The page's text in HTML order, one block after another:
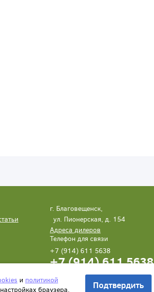
г. Благовещенск,
ул. Пионерская, д. 154
Адреса дилеров
Телефон для связи
+7 (914) 611 5638
+7 (914) 611 5638
Написать нам Заказать звонок
и политикой
браузера. Подтвердить